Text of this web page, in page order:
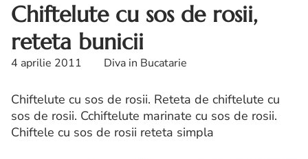
Chiftelute cu sos de rosii,
reteta bunicii
4 aprilie 2011 Diva in Bucatarie
Chiftelute cu sos de rosii. Reteta de chiftelute cu
sos de rosii. Cchiftelute marinate cu sos de rosii.
Chiftele cu sos de rosii reteta simpla